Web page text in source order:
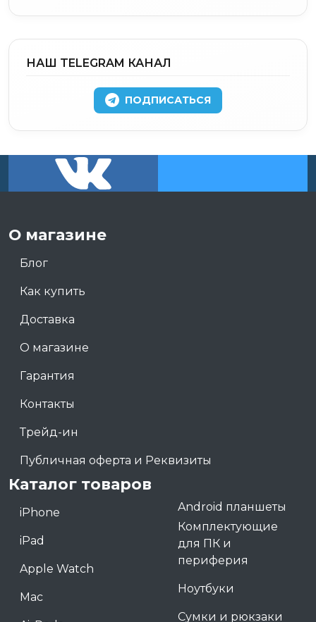
НАШ TELEGRAM КАНАЛ
ПОДПИСАТЬСЯ
О магазине
Блог
Как купить
Доставка
О магазине
Гарантия
Контакты
Трейд-ин
Публичная оферта и Реквизиты
Каталог товаров
iPhone
iPad
Apple Watch
Mac
Android планшеты
Комплектующие
для ПК и
периферия
Ноутбуки
Сумки и рюкзаки